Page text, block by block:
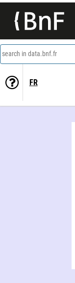
search in data.bnf.fr
FR